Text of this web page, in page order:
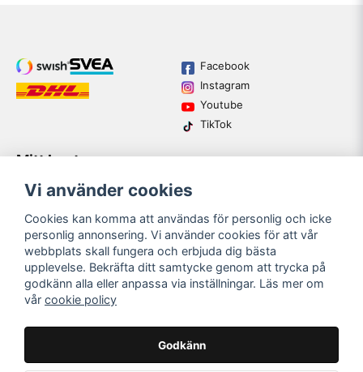
Facebook
Instagram
Youtube
TikTok
Mitt konto
Logga in
Glömt lösenord?
Kundtjänst
Guider
email
Mejladress
Bli medlem i vårt nyhetsbrev och ta del av våra nyheter och
Vi använder cookies
Cookies kan komma att användas för personlig och icke
personlig annonsering. Vi använder cookies för att vår
webbplats skall fungera och erbjuda dig bästa
upplevelse. Bekräfta ditt samtycke genom att trycka på
godkänn alla eller anpassa via inställningar. Läs mer om
vår cookie policy
Godkänn